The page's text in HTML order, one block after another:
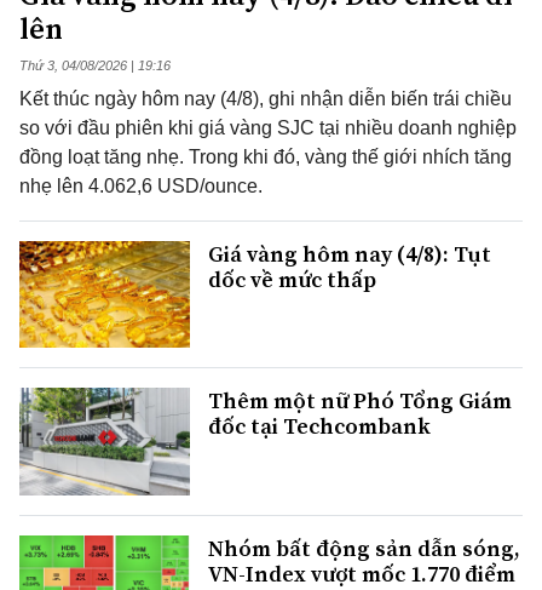
lên
Thứ 3, 04/08/2026 | 19:16
Kết thúc ngày hôm nay (4/8), ghi nhận diễn biến trái chiều
so với đầu phiên khi giá vàng SJC tại nhiều doanh nghiệp
đồng loạt tăng nhẹ. Trong khi đó, vàng thế giới nhích tăng
nhẹ lên 4.062,6 USD/ounce.
Giá vàng hôm nay (4/8): Tụt
dốc về mức thấp
Thêm một nữ Phó Tổng Giám
đốc tại Techcombank
Nhóm bất động sản dẫn sóng,
VN-Index vượt mốc 1.770 điểm